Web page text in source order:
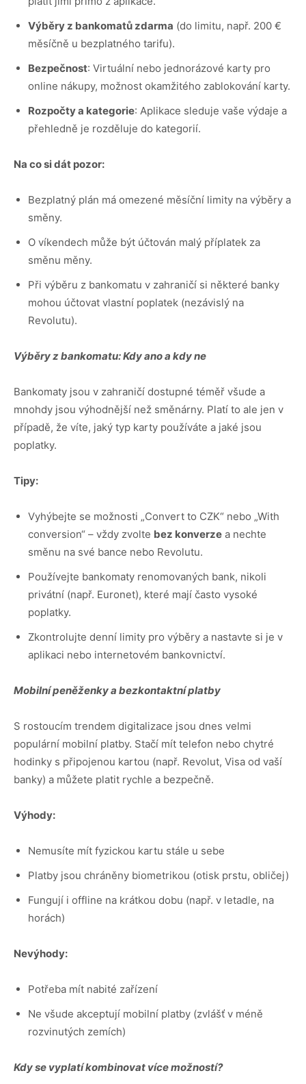
Výběry z bankomatů zdarma (do limitu, např. 200 €
měsíčně u bezplatného tarifu).
Bezpečnost: Virtuální nebo jednorázové karty pro
online nákupy, možnost okamžitého zablokování karty.
Rozpočty a kategorie: Aplikace sleduje vaše výdaje a
přehledně je rozděluje do kategorií.
Na co si dát pozor:
Bezplatný plán má omezené měsíční limity na výběry a
směny.
O víkendech může být účtován malý příplatek za
směnu měny.
Při výběru z bankomatu v zahraničí si některé banky
mohou účtovat vlastní poplatek (nezávislý na
Revolutu).
Výběry z bankomatu: Kdy ano a kdy ne
Bankomaty jsou v zahraničí dostupné téměř všude a
mnohdy jsou výhodnější než směnárny. Platí to ale jen v
případě, že víte, jaký typ karty používáte a jaké jsou
poplatky.
Tipy:
Vyhýbejte se možnosti „Convert to CZK“ nebo „With
conversion“ – vždy zvolte bez konverze a nechte
směnu na své bance nebo Revolutu.
Používejte bankomaty renomovaných bank, nikoli
privátní (např. Euronet), které mají často vysoké
poplatky.
Zkontrolujte denní limity pro výběry a nastavte si je v
aplikaci nebo internetovém bankovnictví.
Mobilní peněženky a bezkontaktní platby
S rostoucím trendem digitalizace jsou dnes velmi
populární mobilní platby. Stačí mít telefon nebo chytré
hodinky s připojenou kartou (např. Revolut, Visa od vaší
banky) a můžete platit rychle a bezpečně.
Výhody:
Nemusíte mít fyzickou kartu stále u sebe
Platby jsou chráněny biometrikou (otisk prstu, obličej)
Fungují i offline na krátkou dobu (např. v letadle, na
horách)
Nevýhody:
Potřeba mít nabité zařízení
Ne všude akceptují mobilní platby (zvlášť v méně
rozvinutých zemích)
Kdy se vyplatí kombinovat více možností?